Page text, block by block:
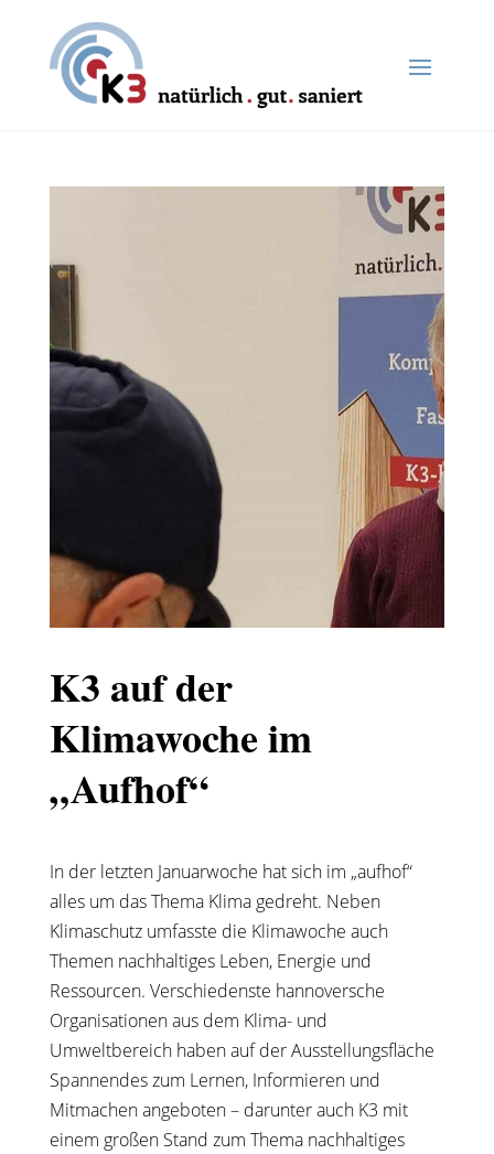
K3 auf der
Klimawoche im
„Aufhof“
In der letzten Januarwoche hat sich im „aufhof“
alles um das Thema Klima gedreht. Neben
Klimaschutz umfasste die Klimawoche auch
Themen nachhaltiges Leben, Energie und
Ressourcen. Verschiedenste hannoversche
Organisationen aus dem Klima- und
Umweltbereich haben auf der Ausstellungsfläche
Spannendes zum Lernen, Informieren und
Mitmachen angeboten – darunter auch K3 mit
einem großen Stand zum Thema nachhaltiges